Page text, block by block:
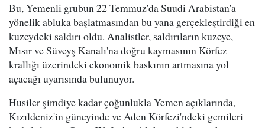
Bu, Yemenli grubun 22 Temmuz'da Suudi Arabistan'a
yönelik abluka başlatmasından bu yana gerçekleştirdiği en
kuzeydeki saldırı oldu. Analistler, saldırıların kuzeye,
Mısır ve Süveyş Kanalı'na doğru kaymasının Körfez
krallığı üzerindeki ekonomik baskının artmasına yol
açacağı uyarısında bulunuyor.
Husiler şimdiye kadar çoğunlukla Yemen açıklarında,
Kızıldeniz'in güneyinde ve Aden Körfezi'ndeki gemileri